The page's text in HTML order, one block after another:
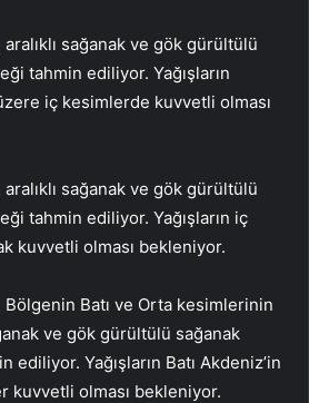
sağanak ve gök gürültülü
tahmin ediliyor. Yağışların
iç kesimlerde kuvvetli olması
sağanak ve gök gürültülü
tahmin ediliyor. Yağışların iç
kuvvetli olması bekleniyor.
Bölgenin Batı ve Orta kesimlerinin
ve gök gürültülü sağanak
ediliyor. Yağışların Batı Akdeniz’in
kuvvetli olması bekleniyor.